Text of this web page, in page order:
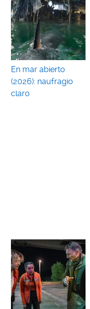
En mar abierto
(2026): naufragio
claro